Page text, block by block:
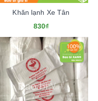
Khăn lạnh Xe Tân
830₫